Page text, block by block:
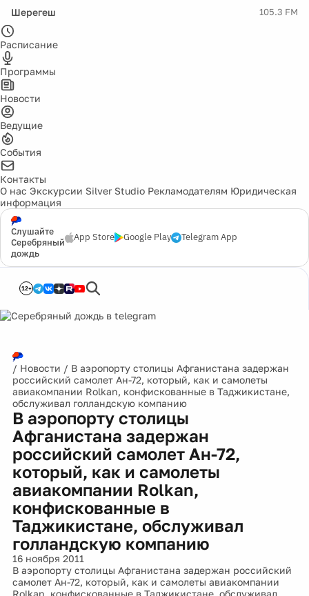
Шерегеш 105.3 FM
Расписание
Программы
Новости
Ведущие
События
Контакты
О нас Экскурсии Silver Studio Рекламодателям Юридическая
информация
Слушайте
Серебряный
дождь
App Store Google Play Telegram App
12+
/ Новости / В аэропорту столицы Афганистана задержан
российский самолет Ан-72, который, как и самолеты
авиакомпании Rolkan, конфискованные в Таджикистане,
обслуживал голландскую компанию
В аэропорту столицы
Афганистана задержан
российский самолет Ан-72,
который, как и самолеты
авиакомпании Rolkan,
конфискованные в
Таджикистане, обслуживал
голландскую компанию
16 ноября 2011
В аэропорту столицы Афганистана задержан российский
самолет Ан-72, который, как и самолеты авиакомпании